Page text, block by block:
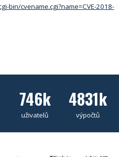
bin/cvename.cgi?name=CVE-2018-
746k
uživatelů
4831k
výpočtů